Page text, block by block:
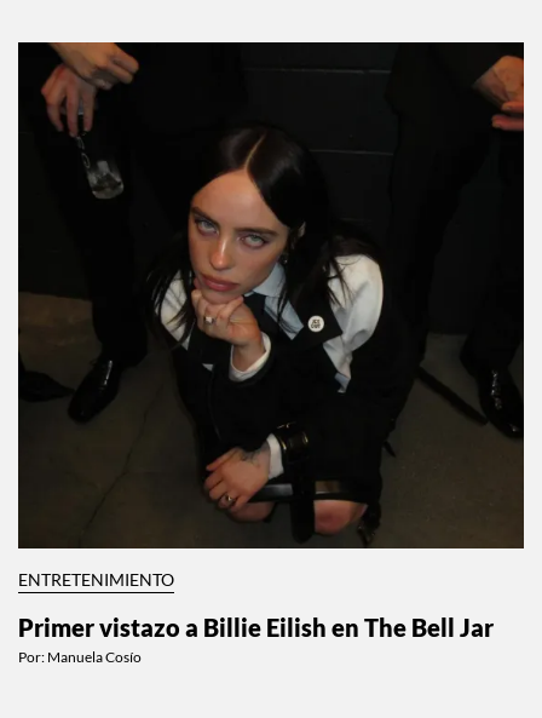
ENTRETENIMIENTO
Primer vistazo a Billie Eilish en The Bell Jar
Por: Manuela Cosío